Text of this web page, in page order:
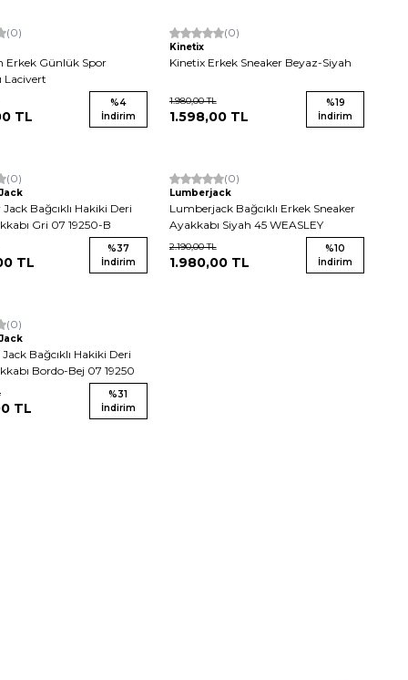
(0)
Erkek Günlük Spor
Lacivert
TL
%4
İndirim
(0)
Kinetix
Kinetix Erkek Sneaker Beyaz-Siyah
1.980,00TL
1.598,00TL
%19
İndirim
(0)
Bağcıklı Hakiki Deri
Gri 07 19250-B
TL
%37
İndirim
(0)
Lumberjack
Lumberjack Bağcıklı Erkek Sneaker
Ayakkabı Siyah 45 WEASLEY
2.190,00TL
1.980,00TL
%10
İndirim
(0)
Bağcıklı Hakiki Deri
Bordo-Bej 07 19250
TL
%31
İndirim